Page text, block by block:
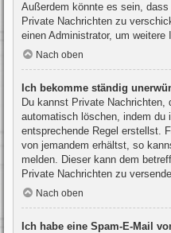
Außerdem könnte es sein,
Private Nachrichten zu
einen Administrator, um weitere
Nach oben
Ich bekomme ständig
Du kannst Private Nachrichten,
automatisch löschen, indem du
entsprechende Regel erstellst.
von jemandem erhältst, so
melden. Dieser kann dem
Private Nachrichten zu
Nach oben
Ich habe eine Spam-E-Mail